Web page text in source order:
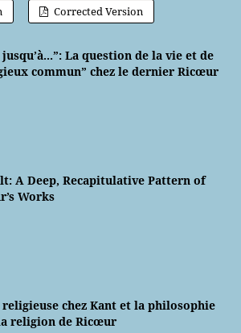
Corrected Version
La question de la vie et de
commun” chez le dernier Ricœur
A Deep, Recapitulative Pattern of
Works
chez Kant et la philosophie
religion de Ricœur